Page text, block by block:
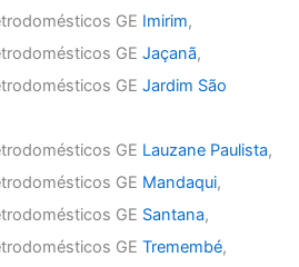
GE Imirim,
GEJaçanã,
GEJardim São
GE Lauzane Paulista,
GE Mandaqui,
GE Santana,
GETremembé,